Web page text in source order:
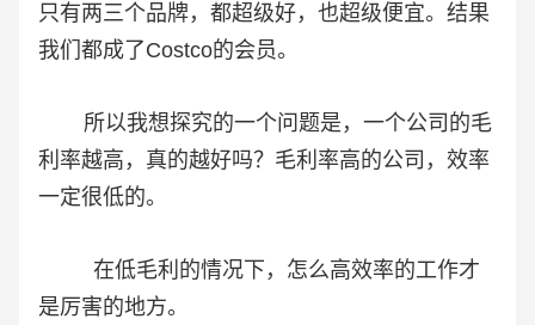
只有两三个品牌，都超级好，也超级便宜。结果
我们都成了Costco的会员。
所以我想探究的一个问题是，一个公司的毛
利率越高，真的越好吗？毛利率高的公司，效率
一定很低的。
在低毛利的情况下，怎么高效率的工作才
是厉害的地方。